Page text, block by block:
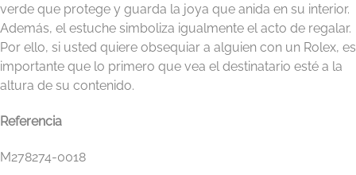
verde que protege y guarda la joya que anida en su interior.
Además, el estuche simboliza igualmente el acto de regalar.
Por ello, si usted quiere obsequiar a alguien con un Rolex, es
importante que lo primero que vea el destinatario esté a la
altura de su contenido.
Referencia
M278274-0018